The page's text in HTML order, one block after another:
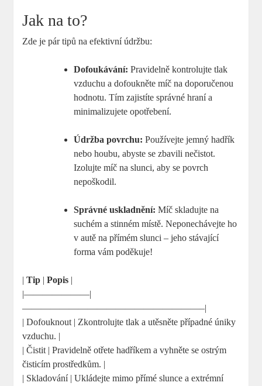
Jak na to?
Zde je pár tipů na efektivní údržbu:
Dofoukávání: Pravidelně kontrolujte tlak
vzduchu a dofoukněte míč na doporučenou
hodnotu. Tím zajistíte správné hraní a
minimalizujete opotřebení.
Údržba povrchu: Používejte jemný hadřík
nebo houbu, abyste se zbavili nečistot.
Izolujte míč na slunci, aby se povrch
nepoškodil.
Správné uskladnění: Míč skladujte na
suchém a stinném místě. Neponechávejte ho
v autě na přímém slunci – jeho stávající
forma vám poděkuje!
|Tip |Popis |
|———————|
———————————————————–|
| Dofouknout | Zkontrolujte tlak a utěsněte případné úniky
vzduchu. |
| Čistit | Pravidelně otřete hadříkem a vyhněte se ostrým
čisticím prostředkům. |
| Skladování | Ukládejte mimo přímé slunce a extrémní